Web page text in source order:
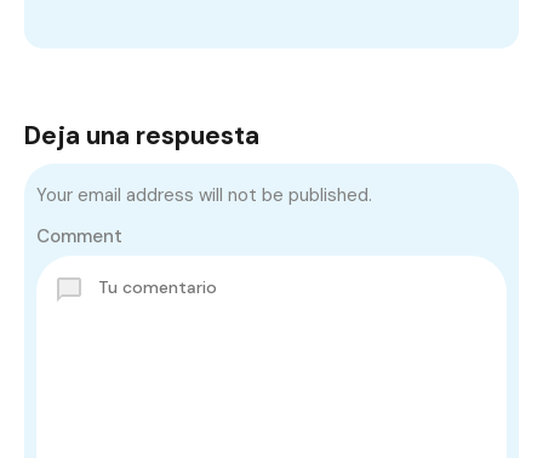
Deja una respuesta
Your email address will not be published.
Comment